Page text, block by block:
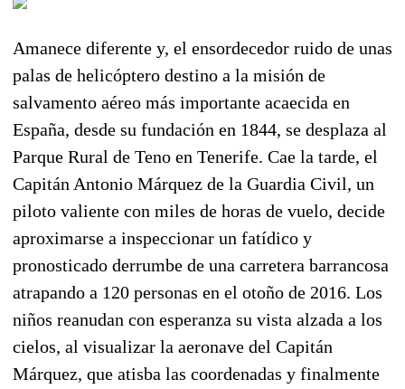
Amanece diferente y, el ensordecedor ruido de unas
palas de helicóptero destino a la misión de
salvamento aéreo más importante acaecida en
España, desde su fundación en 1844, se desplaza al
Parque Rural de Teno en Tenerife. Cae la tarde, el
Capitán Antonio Márquez de la Guardia Civil, un
piloto valiente con miles de horas de vuelo, decide
aproximarse a inspeccionar un fatídico y
pronosticado derrumbe de una carretera barrancosa
atrapando a 120 personas en el otoño de 2016. Los
niños reanudan con esperanza su vista alzada a los
cielos, al visualizar la aeronave del Capitán
Márquez, que atisba las coordenadas y finalmente